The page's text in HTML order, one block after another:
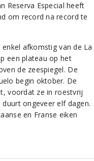
Reserva Especial heeft
om record na record te
afkomstig van de La
een plateau op het
de zeespiegel. De
begin oktober. De
voordat ze in roestvrij
ongeveer elf dagen.
en Franse eiken